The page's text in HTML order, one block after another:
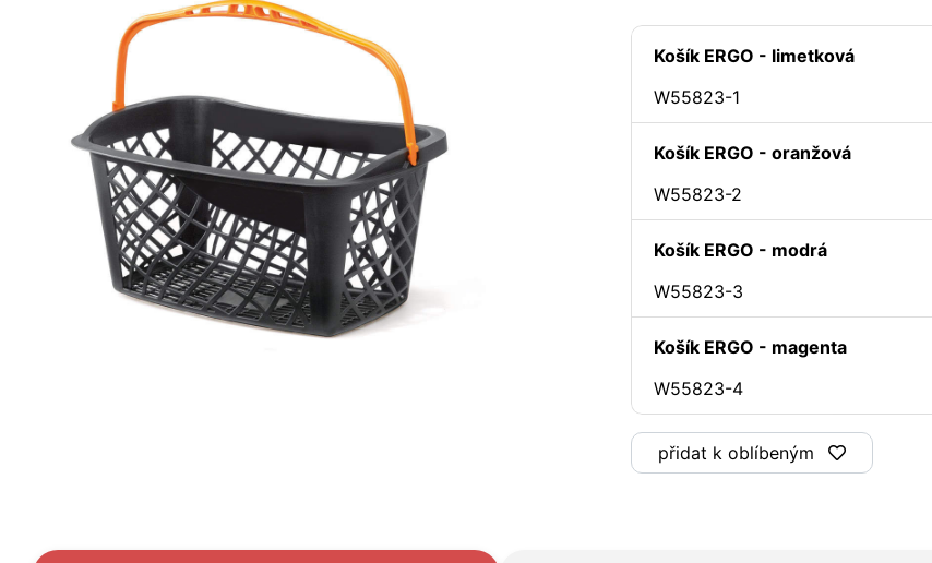
Košík ERGO - limetková
W55823-1
Košík ERGO - oranžová
W55823-2
Košík ERGO - modrá
W55823-3
Košík ERGO - magenta
W55823-4
přidat k oblíbeným